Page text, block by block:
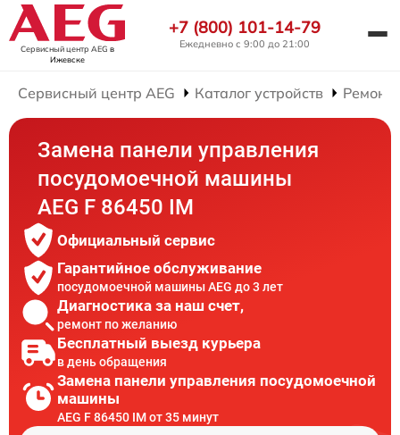
Сервисный центр AEG в
Ижевске
+7 (800) 101-14-79
Ежедневно с 9:00 до 21:00
Сервисный центр AEG Каталог устройств Ремонт
Замена панели управления
посудомоечной машины
AEG F 86450 IM
Официальный сервис
Гарантийное обслуживание
посудомоечной машины AEG до 3 лет
Диагностика за наш счет,
ремонт по желанию
Бесплатный выезд курьера
в день обращения
Замена панели управления посудомоечной
машины
AEG F 86450 IM от 35 минут